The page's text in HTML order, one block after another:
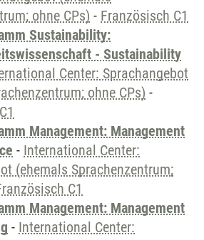
ohne CPs) - Französisch C1
Sustainability:
- Sustainability
Center: Sprachangebot
ohne CPs) -
Management: Management
- International Center:
(ehemals Sprachenzentrum;
C1
Management: Management
- International Center: